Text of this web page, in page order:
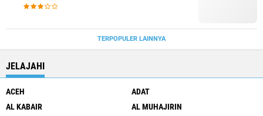
TERPOPULER LAINNYA
JELAJAHI
ACEH
ADAT
AL KABAIR
AL MUHAJIRIN